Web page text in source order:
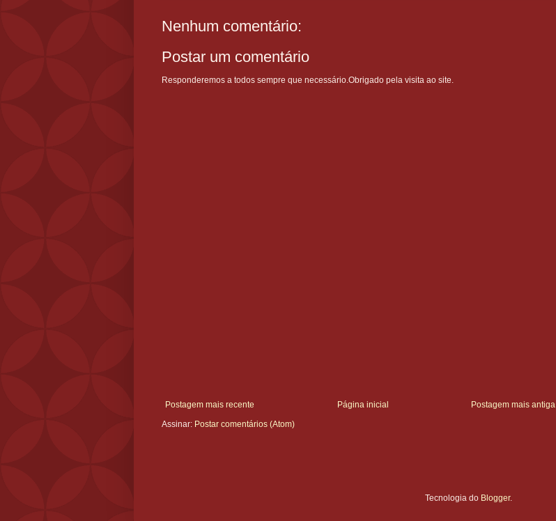
Nenhum comentário:
Postar um comentário
Responderemos a todos sempre que necessário.Obrigado pela visita ao site.
Postagem mais recente Postagem mais antiga
Página inicial
Assinar: Postar comentários (Atom)
Tecnologia do Blogger.